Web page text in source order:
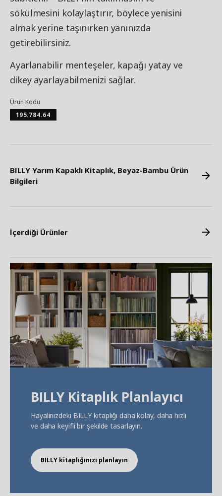
sökülmesini kolaylaştırır, böylece yenisini
almak yerine taşınırken yanınızda
getirebilirsiniz.
Ayarlanabilir menteşeler, kapağı yatay ve
dikey ayarlayabilmenizi sağlar.
Ürün Kodu
195.784.64
BILLY Yarım Kapaklı Kitaplık, Beyaz-Bambu Ürün
Bilgileri
İçerdiği Ürünler
BILLY Kitaplık Planlayıcı
Hayalinizdeki BILLY kitaplığı daha kolay, daha hızlı
ve daha keyifli bir şekilde tasarlayın.
BILLY kitaplığınızı planlayın